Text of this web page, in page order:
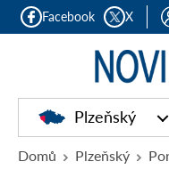
Facebook X
Plzeňský
Domů Plzeňský